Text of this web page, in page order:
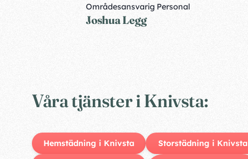
Områdesansvarig Personal
Joshua Legg
Våra tjänster i Knivsta:
Hemstädning i Knivsta Storstädning i Knivsta